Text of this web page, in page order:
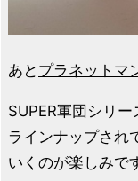
あと プラネットマ
SUPER軍団シリ
ラインナップされ
いくのが楽しみで